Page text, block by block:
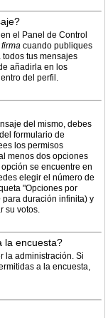
el Panel de Control
cuando publiques
tus mensajes
añadirla en los
del perfil.
del mismo, debes
formulario de
los permisos
menos dos opciones
se encuentre en
elegir el número de
"Opciones por
duración infinita) y
su votos.
la encuesta?
la administración. Si
a la encuesta,